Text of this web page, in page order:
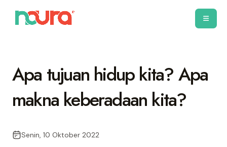
Apa tujuan hidup kita? Apa
makna keberadaan kita?
Senin, 10 Oktober 2022